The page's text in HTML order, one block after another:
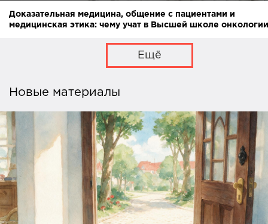
Доказательная медицина, общение с пациентами и
медицинская этика: чему учат в Высшей школе
Ещё
Новые материалы